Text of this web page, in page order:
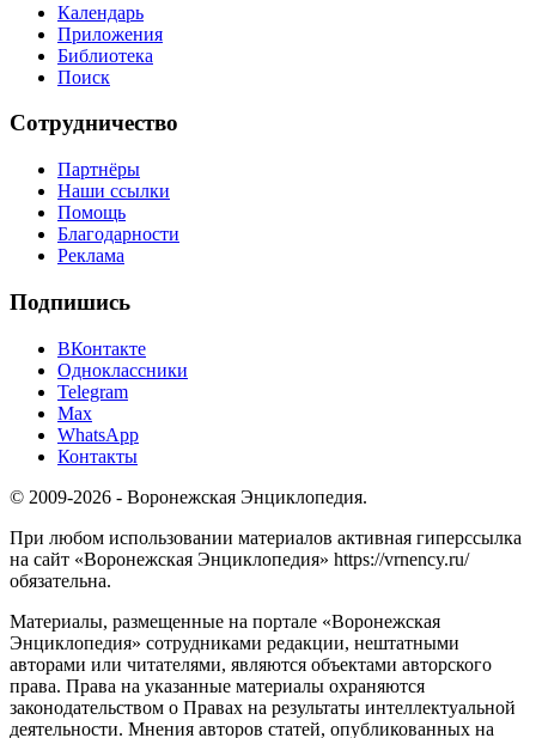
Календарь
Приложения
Библиотека
Поиск
Сотрудничество
Партнёры
Наши ссылки
Помощь
Благодарности
Реклама
Подпишись
ВКонтакте
Одноклассники
Telegram
Max
WhatsApp
Контакты
© 2009-2026 - Воронежская Энциклопедия.
При любом использовании материалов активная гиперссылка
на сайт «Воронежская Энциклопедия» https://vrnency.ru/
обязательна.
Материалы, размещенные на портале «Воронежская
Энциклопедия» сотрудниками редакции, нештатными
авторами или читателями, являются объектами авторского
права. Права на указанные материалы охраняются
законодательством о Правах на результаты интеллектуальной
деятельности. Мнения авторов статей, опубликованных на